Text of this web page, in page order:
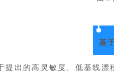
基
提出的高灵敏度、低基线